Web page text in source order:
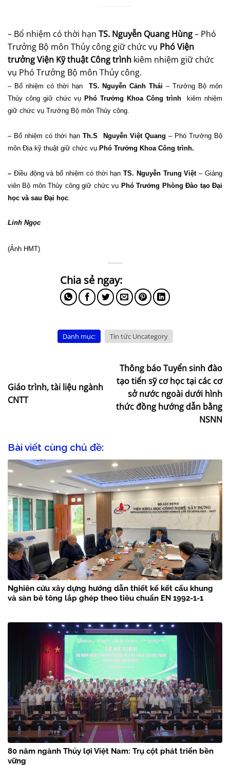
– Bổ nhiệm có thời hạn TS. Nguyễn Quang Hùng– Phó
Trưởng Bộ môn Thủy công giữ chức vụ Phó Viện
trưởng Viện Kỹ thuật Công trình kiêm nhiệm giữ chức
vụ Phó Trưởng Bộ môn Thủy công.
– Bổ nhiệm có thời hạn TS. Nguyễn Cảnh Thái – Trưởng Bộ môn
Thủy công giữ chức vụ Phó Trưởng Khoa Công trình
kiêm nhiệm
giữ chức vụ Trưởng Bộ môn Thủy công.
– Bổ nhiệm có thời hạnTh.S Nguyễn Việt Quang – Phó Trưởng Bộ
môn Địa kỹ thuật giữ chức vụ Phó Trưởng Khoa Công trình.
– Điều động và bổ nhiệm có thời hạnTS. Nguyễn Trung Việt– Giảng
viên Bộ môn Thủy công giữ chức vụ Phó Trưởng Phòng Đào tạo Đại
học và sau Đại học.
Linh Ngọc
(Ảnh HMT)
Danh mục: Tin tức Uncategory
Giáo trình, tài liệu ngành
CNTT
Thông báo Tuyển sinh đào
tạo tiến sỹ cơ học tại các cơ
sở nước ngoài dưới hình
thức đồng hướng dẫn bằng
NSNN
Bài viết cùng chủ đề:
Nghiên cứu xây dựng hướng dẫn thiết kế kết cấu khung
và sàn bê tông lắp ghép theo tiêu chuẩn EN 1992-1-1
80 năm ngành Thủy lợi Việt Nam: Trụ cột phát triển bền
vững